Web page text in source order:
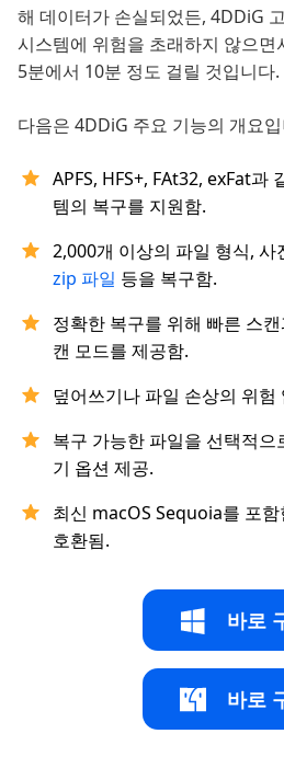
해 데이터가 손실되었든, 4DDiG
시스템에 위험을 초래하지 않으면
5분에서 10분 정도 걸릴 것입니다.
다음은 4DDiG 주요 기능의 개요
APFS, HFS+, FAt32, exFat과
템의 복구를 지원함.
2,000개 이상의 파일 형식, 사
zip 파일 등을 복구함.
정확한 복구를 위해 빠른 스
캔 모드를 제공함.
덮어쓰기나 파일 손상의 위험
복구 가능한 파일을 선택적
기 옵션 제공.
최신 macOS Sequoia를 포
호환됨.
바로
바로